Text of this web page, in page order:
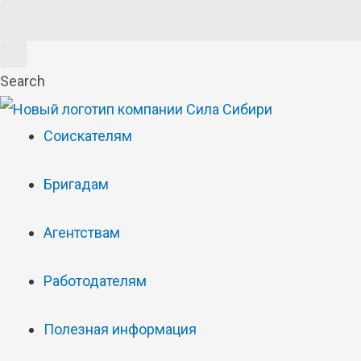
Search
Соискателям
Бригадам
Агентствам
Работодателям
Полезная информация